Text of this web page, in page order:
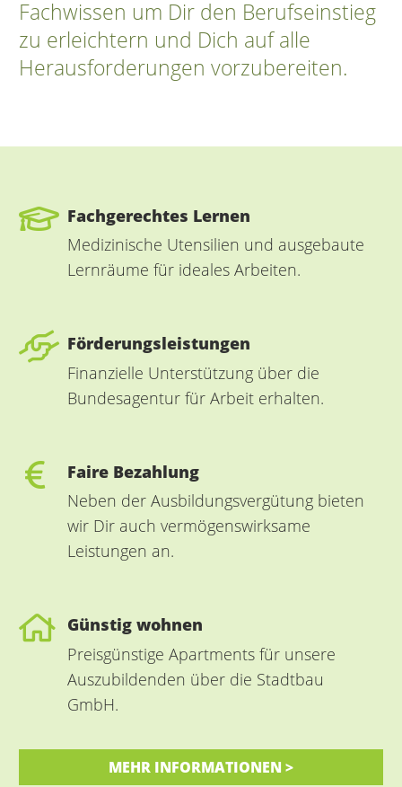
Fachwissen um Dir den Berufseinstieg
zu erleichtern und Dich auf alle
Herausforderungen vorzubereiten.
Fachgerechtes Lernen
Medizinische Utensilien und ausgebaute
Lernräume für ideales Arbeiten.
Förderungsleistungen
Finanzielle Unterstützung über die
Bundesagentur für Arbeit erhalten.
Faire Bezahlung
Neben der Ausbildungsvergütung bieten
wir Dir auch vermögenswirksame
Leistungen an.
Günstig wohnen
Preisgünstige Apartments für unsere
Auszubildenden über die Stadtbau
GmbH.
MEHR INFORMATIONEN >